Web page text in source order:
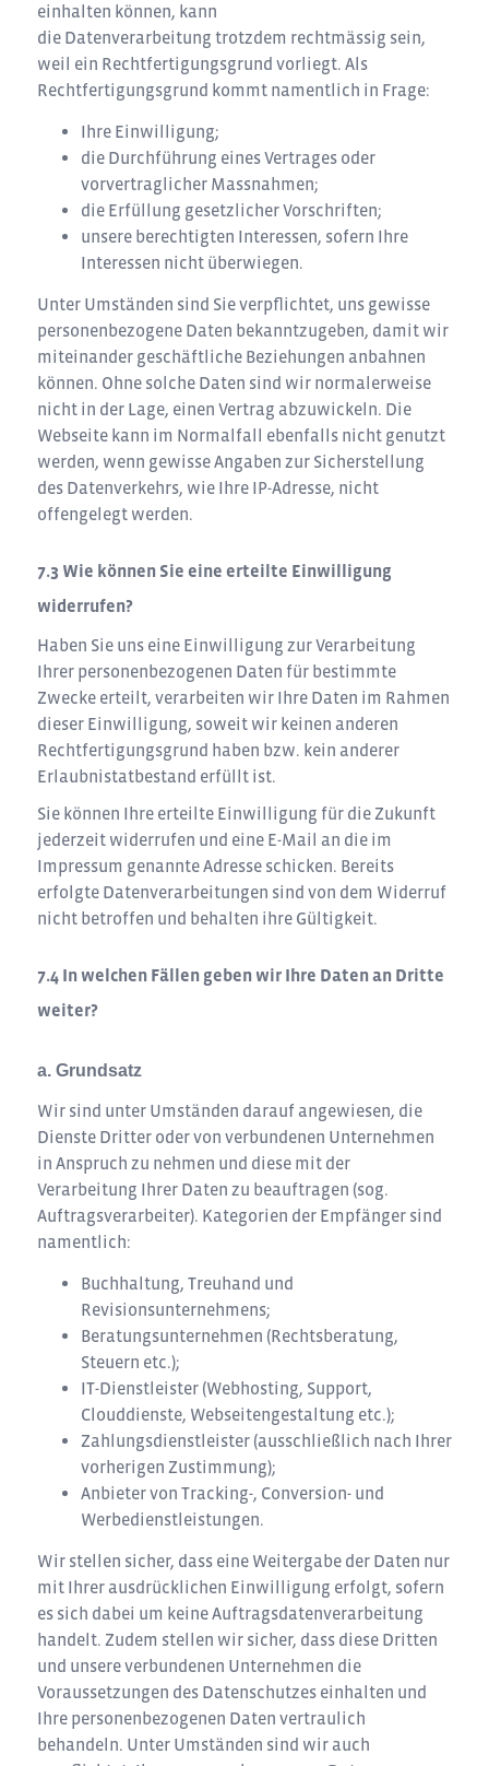
einhalten können, kann
die Datenverarbeitung trotzdem rechtmässig sein,
weil ein Rechtfertigungsgrund vorliegt. Als
Rechtfertigungsgrund kommt namentlich in Frage:
Ihre Einwilligung;
die Durchführung eines Vertrages oder
vorvertraglicher Massnahmen;
die Erfüllung gesetzlicher Vorschriften;
unsere berechtigten Interessen, sofern Ihre
Interessen nicht überwiegen.
Unter Umständen sind Sie verpflichtet, uns gewisse
personenbezogene Daten bekanntzugeben, damit wir
miteinander geschäftliche Beziehungen anbahnen
können. Ohne solche Daten sind wir normalerweise
nicht in der Lage, einen Vertrag abzuwickeln. Die
Webseite kann im Normalfall ebenfalls nicht genutzt
werden, wenn gewisse Angaben zur Sicherstellung
des Datenverkehrs, wie Ihre IP-Adresse, nicht
offengelegt werden.
Wie können Sie eine erteilte Einwilligung
widerrufen?
Haben Sie uns eine Einwilligung zur Verarbeitung
Ihrer personenbezogenen Daten für bestimmte
Zwecke erteilt, verarbeiten wir Ihre Daten im Rahmen
dieser Einwilligung, soweit wir keinen anderen
Rechtfertigungsgrund haben bzw. kein anderer
Erlaubnistatbestand erfüllt ist.
Sie können Ihre erteilte Einwilligung für die Zukunft
jederzeit widerrufen und eine E-Mail an die im
Impressum genannte Adresse schicken. Bereits
erfolgte Datenverarbeitungen sind von dem Widerruf
nicht betroffen und behalten ihre Gültigkeit.
In welchen Fällen geben wir Ihre Daten an Dritte
weiter?
a. Grundsatz
Wir sind unter Umständen darauf angewiesen, die
Dienste Dritter oder von verbundenen Unternehmen
in Anspruch zu nehmen und diese mit der
Verarbeitung Ihrer Daten zu beauftragen (sog.
Auftragsverarbeiter). Kategorien der Empfänger sind
namentlich:
Buchhaltung, Treuhand und
Revisionsunternehmens;
Beratungsunternehmen (Rechtsberatung,
Steuern etc.);
IT-Dienstleister (Webhosting, Support,
Clouddienste, Webseitengestaltung etc.);
Zahlungsdienstleister (ausschließlich nach Ihrer
vorherigen Zustimmung);
Anbieter von Tracking-, Conversion- und
Werbedienstleistungen.
Wir stellen sicher, dass eine Weitergabe der Daten nur
mit Ihrer ausdrücklichen Einwilligung erfolgt, sofern
es sich dabei um keine Auftragsdatenverarbeitung
handelt. Zudem stellen wir sicher, dass diese Dritten
und unsere verbundenen Unternehmen die
Voraussetzungen des Datenschutzes einhalten und
Ihre personenbezogenen Daten vertraulich
behandeln. Unter Umständen sind wir auch